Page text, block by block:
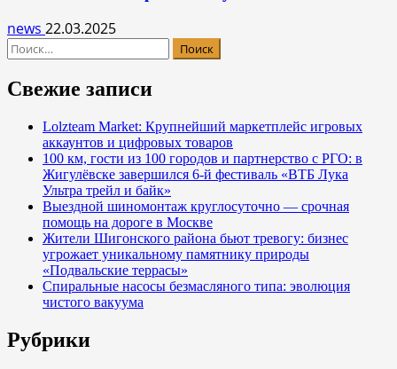
news 22.03.2025
Найти:
Свежие записи
Lolzteam Market: Крупнейший маркетплейс игровых
аккаунтов и цифровых товаров
100 км, гости из 100 городов и партнерство с РГО: в
Жигулёвске завершился 6-й фестиваль «ВТБ Лука
Ультра трейл и байк»
Выездной шиномонтаж круглосуточно — срочная
помощь на дороге в Москве
Жители Шигонского района бьют тревогу: бизнес
угрожает уникальному памятнику природы
«Подвальские террасы»
Спиральные насосы безмасляного типа: эволюция
чистого вакуума
Рубрики